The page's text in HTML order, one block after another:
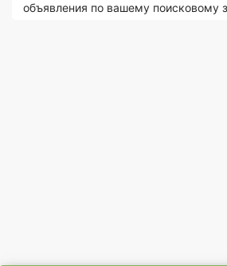
объявления по вашему поисковому